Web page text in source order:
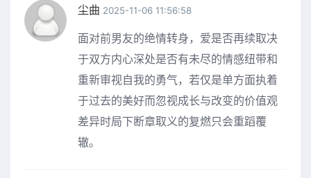
尘曲 2025-11-06 11:56:58
面对前男友的绝情转身，爱是否再续取决
于双方内心深处是否有未尽的情感纽带和
重新审视自我的勇气，若仅是单方面执着
于过去的美好而忽视成长与改变的价值观
差异时局下断章取义的复燃只会重蹈覆
辙。